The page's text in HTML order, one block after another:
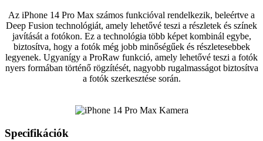
Az iPhone 14 Pro Max számos funkcióval rendelkezik, beleértve a
Deep Fusion technológiát, amely lehetővé teszi a részletek és színek
javítását a fotókon. Ez a technológia több képet kombinál egybe,
biztosítva, hogy a fotók még jobb minőségűek és részletesebbek
legyenek. Ugyanígy a ProRaw funkció, amely lehetővé teszi a fotók
nyers formában történő rögzítését, nagyobb rugalmasságot biztosítva
a fotók szerkesztése során.
Specifikációk